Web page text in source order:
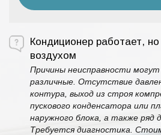
Кондиционер работает,
воздухом
Причины неисправности
различные. Отсутствие
контура, выход из строя
пускового конденсатора или
наружного блока, а также ряд
Требуется диагностика.